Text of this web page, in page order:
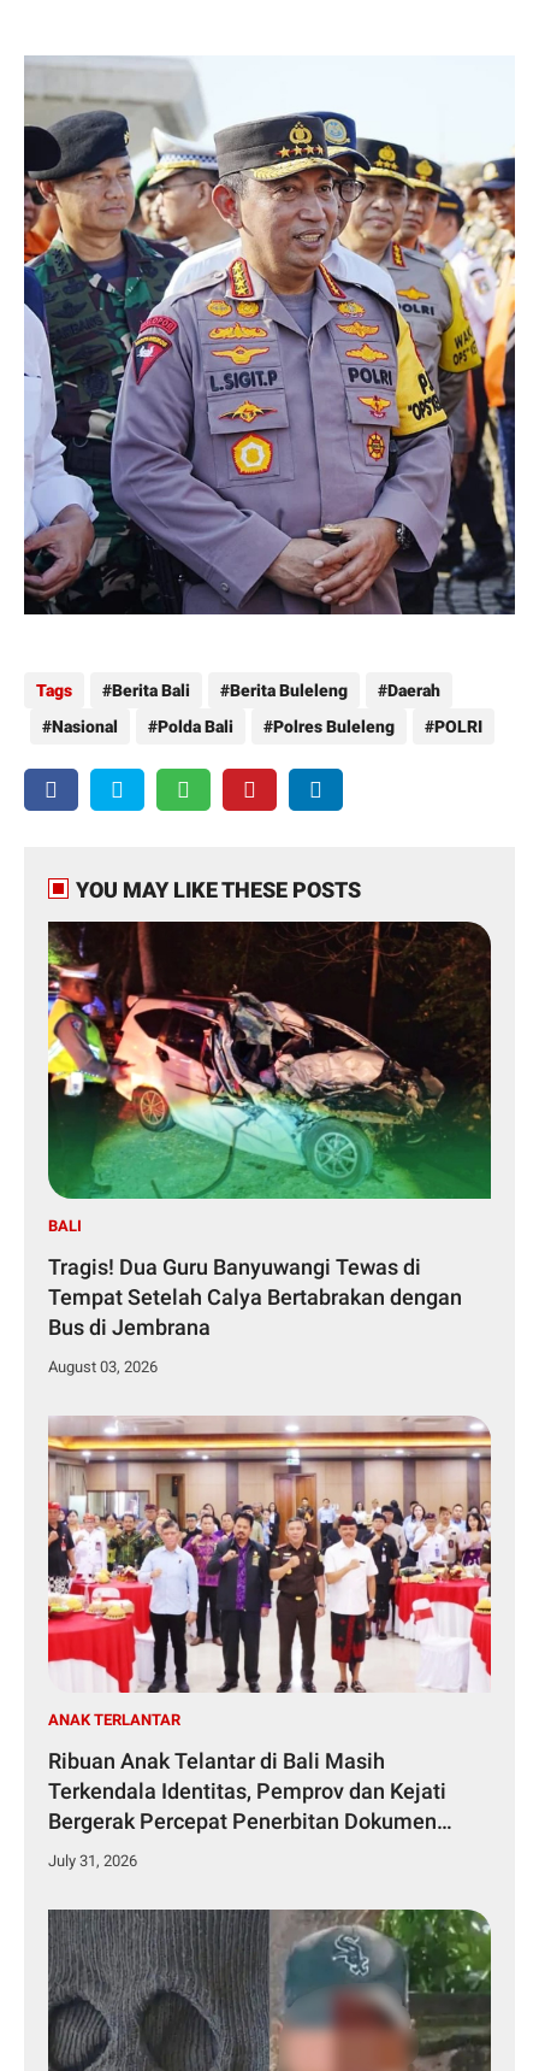
Tags Berita Bali Berita Buleleng
Daerah
Nasional
Polda Bali Polres Buleleng POLRI
YOU MAY LIKE THESE POSTS
BALI
Tragis! Dua Guru Banyuwangi Tewas di
Tempat Setelah Calya Bertabrakan dengan
Bus di Jembrana
August 03, 2026
ANAK TERLANTAR
Ribuan Anak Telantar di Bali Masih
Terkendala Identitas, Pemprov dan Kejati
Bergerak Percepat Penerbitan Dokumen
Kependudukan
July 31, 2026